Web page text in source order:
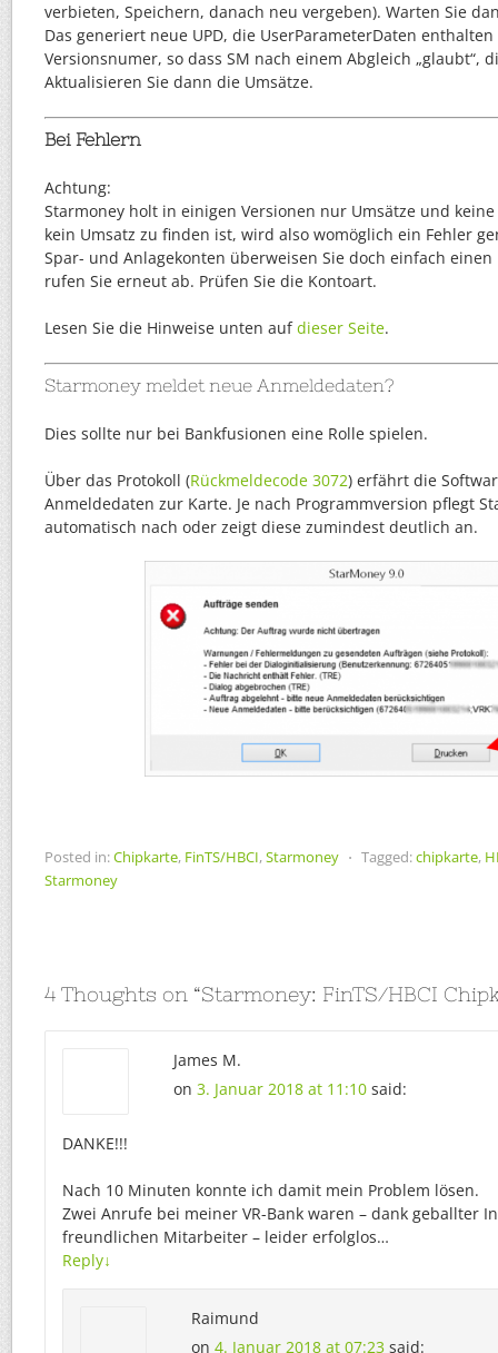
verbieten, Speichern, danach neu vergeben). Warten Sie
Das generiert neue UPD, die UserParameterDaten
Versionsnumer, so dass SM nach einem Abgleich „glaubt“,
Aktualisieren Sie dann die Umsätze.
Bei Fehlern
Achtung:
Starmoney holt in einigen Versionen nur Umsätze und
kein Umsatz zu finden ist, wird also womöglich ein Fehler
Spar- und Anlagekonten überweisen Sie doch einfach
rufen Sie erneut ab. Prüfen Sie die Kontoart.
Lesen Sie die Hinweise unten aufdieser Seite.
Starmoney meldet neue Anmeldedaten?
Dies sollte nur bei Bankfusionen eine Rolle spielen.
Über das Protokoll (Rückmeldecode 3072) erfährt die
Anmeldedaten zur Karte. Je nach Programmversion pflegt
automatisch nach oder zeigt diese zumindest deutlich an.
Posted in:Chipkarte, FinTS/HBCI,Starmoney ⋅ Tagged:chipkarte,
Starmoney
4 Thoughts on “Starmoney: FinTS/HBCI
James M.
on 3. Januar 2018 at 11:10 said:
DANKE!!!
Nach 10 Minuten konnte ich damit mein Problem lösen.
Zwei Anrufe bei meiner VR-Bank waren – dank geballter
freundlichen Mitarbeiter – leider erfolglos…
Reply↓
Raimund
on 4. Januar 2018 at 07:23 said: